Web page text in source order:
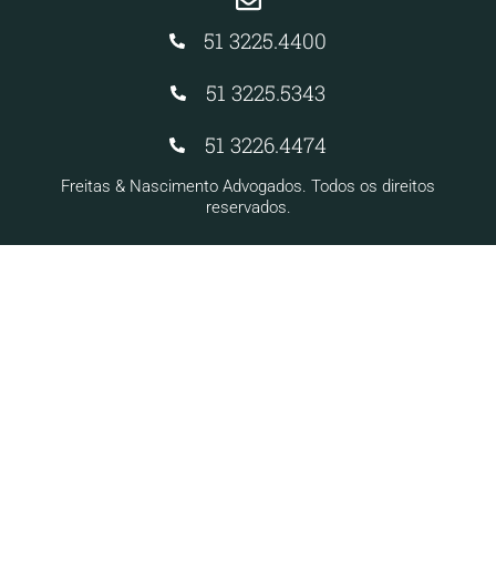
Freitas & Nascimento Advogados. Todos os direitos
reservados.
51 3225.4400
51 3225.5343
51 3226.4474